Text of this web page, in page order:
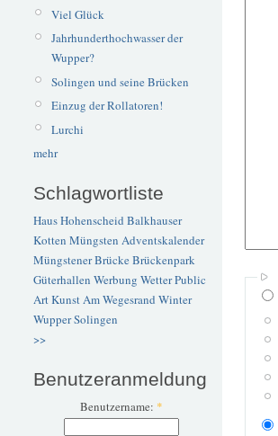
Viel Glück
Jahrhunderthochwasser der
Wupper?
Solingen und seine Brücken
Einzug der Rollatoren!
Lurchi
mehr
Schlagwortliste
Haus Hohenscheid Balkhauser
Kotten Müngsten Adventskalender
Müngstener BrückeBrückenpark
Güterhallen Werbung WetterPublic
ArtKunstAm Wegesrand Winter
WupperSolingen
>>
Benutzeranmeldung
Benutzername: *